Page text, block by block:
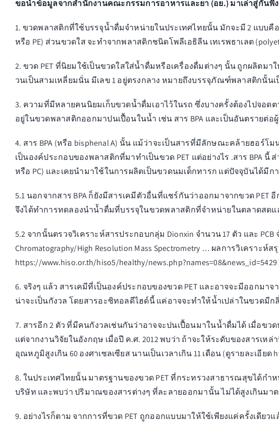
ขอนำข้อมูลจากสำนักงานคณะกรรมการอาหารและยา (อย.) มาเล่าสู่กันฟั
1. ขวดพลาสติกที่ใช้บรรจุน้ำดื่มจำหน่ายในประเทศไทยนั้น มักจะมี 2 แบบ
หรือ PE) ส่วนขวดใส จะทำจากพลาสติกชนิดโพลีเอธิลีน เทเรพธาเลต
2. ขวด PET ที่นิยมใช้เป็นขวดใสใส่น้ำดื่มหรือเครื่องดื่มต่างๆ นั้น ถูกผลิตม
วนเป็นสามเหลี่ยมนั่น มีเลข 1 อยู่ตรงกลาง หมายถึงบรรจุภัณฑ์พลาสติกนั้นเ
3. ความที่มีหลายคนนิยมเก็บขวดน้ำดื่มเอาไว้ในรถ ซึ่งบางครั้งต้องไปจอ
อยู่ในขวดพลาสติกออกมาปนเปื้อนในน้ำ เช่น สาร BPA และเป็นอันตรายต่
4. สาร BPA (หรือ bisphenal A) นั้น แม้ว่าจะเป็นสารที่มีลักษณะคล้ายฮอร์
เป็นองค์ประกอบของพลาสติกที่มาทำเป็นขวด PET แต่อย่างไร .สาร BPA
หรือ PC) และเคยนำมาใช้ในการผลิตเป็นขวดนมเด็กทารก แต่ปัจจุบันได้มี
5.1 นอกจากสาร BPA ก็ยังมีสารเคมีตัวอื่นที่แชร์กันว่าออกมาจากขวด
จึงได้ทำการทดลองนำน้ำดื่มที่บรรจุในขวดพลาสติกที่จําหน่ายในตลาดสดแ
5.2 จากนั้นตรวจวิเคราะห์สารประกอบกลุ่ม Dionxin จํานวน 17 ตัว และ
Chromatography/High Resolution Mass Spectrometry … ผลการวิเครา
https://www.hiso.or.th/hiso5/healthy/news.php?names=08&news_id=5429
6. จริงๆ แล้ว สารเคมีที่เป็นองค์ประกอบของขวด PET และอาจจะมีออกม
น่าจะเป็นกังวล โดยสารอะซิทอลดีไฮด์นี้ แค่อาจจะทำให้น้ำเปล่าในขวดมี
7. สารอีก 2 ตัว ที่มีคนกังวลเช่นกันว่าอาจจะปนเปื้อนมาในน้ำดื่มได้ เมื่อขว
แต่จากงานวิจัยในอังกฤษ เมื่อปี ค.ศ. 2012 พบว่า ถ้าจะให้ระดับของสารเ
อุณหภูมิสูงเกิน 60 องศาเซลเซียส นานเป็นเวลาเกิน 11 เดือน (ดูรายละเอียด
8. ในประเทศไทยนั้น มาตรฐานของขวด PET ที่กระทรวงสาธารณสุขได้กำ
บริษัท และพบว่า ปริมาณของสารต่างๆ ที่ละลายออกมานั้น ไม่ได้สูงเกินมาต
9. อย่างไรก็ตาม จากการที่ขวด PET ถูกออกแบบมาให้ใช้เพียงแค่ครั้งเดี